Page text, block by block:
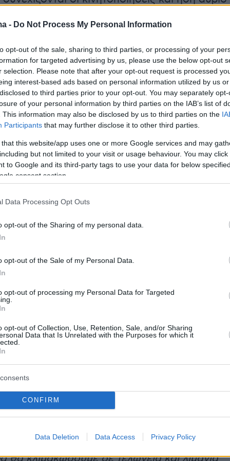
- Do Not Process My Personal Information
opt-out of the sale, sharing to third parties, or processing of your
for targeted advertising by us, please use the below opt-out
selection. Please note that after your opt-out request is processed
interest-based ads based on personal information utilized by us
to third parties prior to your opt-out. You may separately
of your personal information by third parties on the IAB’s list of
This information may also be disclosed by us to third parties on the
Participants that may further disclose it to other third parties.
that this website/app uses one or more Google services and may
but not limited to your visit or usage behaviour. You may
to Google and its third-party tags to use your data for below
consent section.
Data Processing Opt Outs
opt-out of the Sharing of my personal data.
opt-out of the Sale of my Personal Data.
opt-out of processing my Personal Data for Targeted
opt-out of Collection, Use, Retention, Sale, and/or Sharing
Data that Is Unrelated with the Purposes for which it
CONFIRM
Data Deletion Data Access Privacy Policy
της σύσκεψης, ο εκπρόσωπος του
Νομού Λάρισας,
Ρίζος Μαρούδας
όλα τα μπλόκα να συνεχίσουμε την
για τα βασικά μας αιτήματα που δεν έχουν
και πιστεύουμε πως υπάρχει περιθώριο για
ένα μεγάλο συλλαλητήριο στην Αθήνα
τα τρακτέρ, με αγροτικά μηχανήματα και με
Να αντιμετωπίσει ο λαός της Αθήνας τη
αυτή σαν δική του συγκέντρωση γιατί η
των αιτημάτων μας, μπορεί να φέρει ποιοτικά
στο τραπέζι της καθε οικογένειας.
θα κλιμακώσουμε σε τελωνεία και λιμάνια